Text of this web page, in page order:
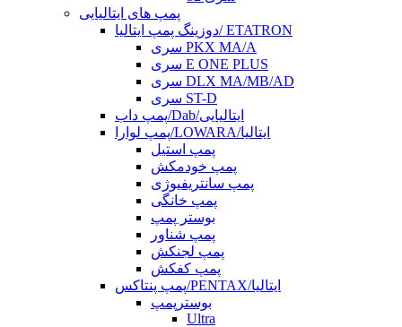
پمپ های ایتالیایی
دوزینگ پمپ ایتالیا/ ETATRON
سری PKX MA/A
سری E ONE PLUS
سری DLX MA/MB/AD
سری ST-D
پمپ داب/Dab/ایتالیایی
پمپ لوارا/LOWARA/ایتالیا
پمپ استیل
پمپ خودمکش
پمپ سانتریفیوژی
پمپ خانگی
بوستر پمپ
پمپ شناور
پمپ لجنکش
پمپ کفکش
پمپ پنتاکس/PENTAX/ایتالیا
بوسترپمپ
Ultra